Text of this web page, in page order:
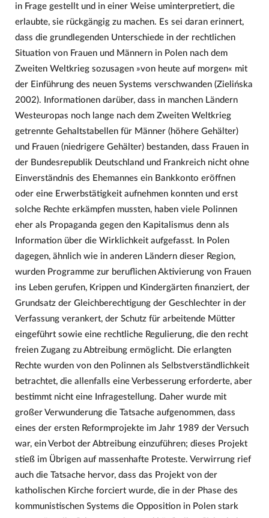
in Frage gestellt und in einer Weise uminterpretiert, die
erlaubte, sie rückgängig zu machen. Es sei daran erinnert,
dass die grundlegenden Unterschiede in der rechtlichen
Situation von Frauen und Männern in Polen nach dem
Zweiten Weltkrieg sozusagen »von heute auf morgen« mit
der Einführung des neuen Systems verschwanden (Zielińska
2002). Informationen darüber, dass in manchen Ländern
Westeuropas noch lange nach dem Zweiten Weltkrieg
getrennte Gehaltstabellen für Männer (höhere Gehälter)
und Frauen (niedrigere Gehälter) bestanden, dass Frauen in
der Bundesrepublik Deutschland und Frankreich nicht ohne
Einverständnis des Ehemannes ein Bankkonto eröffnen
oder eine Erwerbstätigkeit aufnehmen konnten und erst
solche Rechte erkämpfen mussten, haben viele Polinnen
eher als Propaganda gegen den Kapitalismus denn als
Information über die Wirklichkeit aufgefasst. In Polen
dagegen, ähnlich wie in anderen Ländern dieser Region,
wurden Programme zur beruflichen Aktivierung von Frauen
ins Leben gerufen, Krippen und Kindergärten finanziert, der
Grundsatz der Gleichberechtigung der Geschlechter in der
Verfassung verankert, der Schutz für arbeitende Mütter
eingeführt sowie eine rechtliche Regulierung, die den recht
freien Zugang zu Abtreibung ermöglicht. Die erlangten
Rechte wurden von den Polinnen als Selbstverständlichkeit
betrachtet, die allenfalls eine Verbesserung erforderte, aber
bestimmt nicht eine Infragestellung. Daher wurde mit
großer Verwunderung die Tatsache aufgenommen, dass
eines der ersten Reformprojekte im Jahr 1989 der Versuch
war, ein Verbot der Abtreibung einzuführen; dieses Projekt
stieß im Übrigen auf massenhafte Proteste. Verwirrung rief
auch die Tatsache hervor, dass das Projekt von der
katholischen Kirche forciert wurde, die in der Phase des
kommunistischen Systems die Opposition in Polen stark